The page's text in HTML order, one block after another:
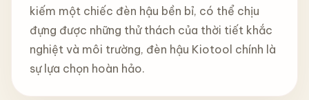
kiếm một chiếc đèn hậu bền bỉ, có thể chịu
đựng được những thử thách của thời tiết khắc
nghiệt và môi trường, đèn hậu Kiotool chính là
sự lựa chọn hoàn hảo.